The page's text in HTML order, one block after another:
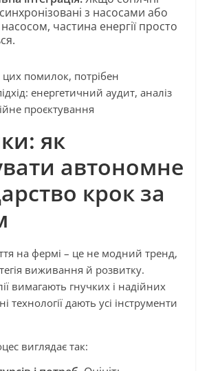
з насосами або
частина енергії просто
помилок, потрібен
енергетичний аудит, аналіз
проєктування
як
автономне
крок за
на фермі – це не модний тренд,
виживання й розвитку.
вимагають гнучких і надійних
технології дають усі інструменти
виглядає так: